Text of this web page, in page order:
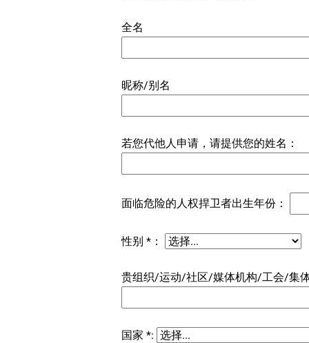
全名
昵称/别名
若您代他人申请，请提供您的姓名：
面临危险的人权捍卫者出生年份：
性别 *：
贵组织/运动/社区/媒体机构/工会/集
国家 *: